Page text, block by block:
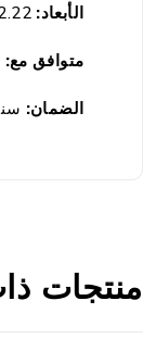
الأبعاد:
متوافق مع:
الضمان:
منتجات